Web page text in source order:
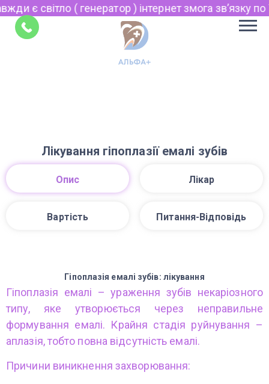
є світло ( генератор ) інтернет змога звʼязку по
Лікування гіпоплазії емалі зубів
Опис Лікар
Вартість Питання-Відповідь
Гіпоплазія емалі зубів: лікування
Гіпоплазія емалі – ураження зубів некаріозного
типу, яке утворюється через неправильне
формування емалі. Крайня стадія руйнування –
аплазія, тобто повна відсутність емалі.
Причини виникнення захворювання: